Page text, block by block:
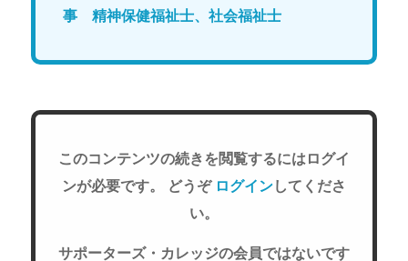
事 精神保健福祉士、社会福祉士
このコンテンツの続きを閲覧するにはログイ
ンが必要です。 どうぞ ログインしてくださ
い。
サポーターズ・カレッジの会員ではないです